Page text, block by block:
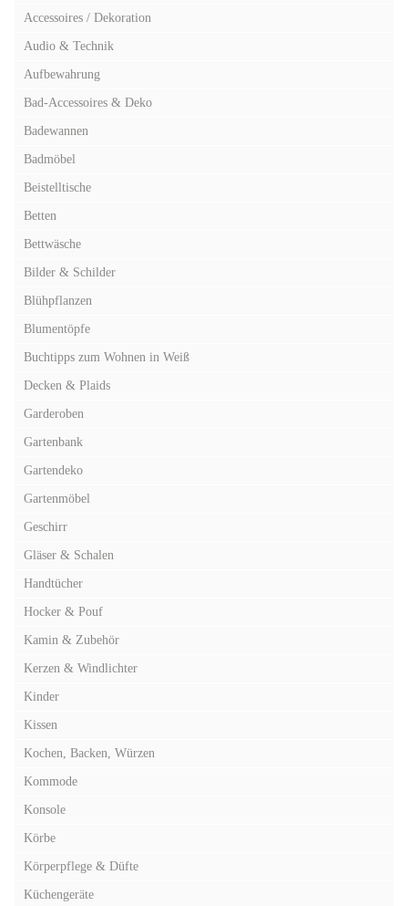
Accessoires / Dekoration
Audio & Technik
Aufbewahrung
Bad-Accessoires & Deko
Badewannen
Badmöbel
Beistelltische
Betten
Bettwäsche
Bilder & Schilder
Blühpflanzen
Blumentöpfe
Buchtipps zum Wohnen in Weiß
Decken & Plaids
Garderoben
Gartenbank
Gartendeko
Gartenmöbel
Geschirr
Gläser & Schalen
Handtücher
Hocker & Pouf
Kamin & Zubehör
Kerzen & Windlichter
Kinder
Kissen
Kochen, Backen, Würzen
Kommode
Konsole
Körbe
Körperpflege & Düfte
Küchengeräte